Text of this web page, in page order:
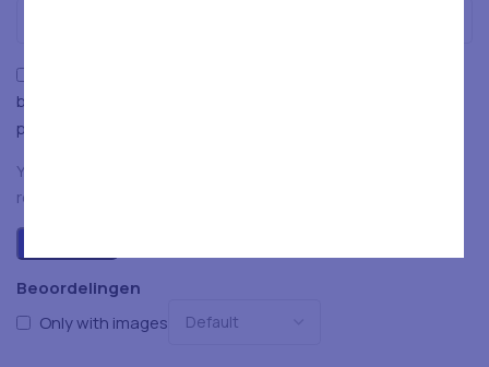
Beoordelingen
Only with images
browser voor de volgende keer wanneer ik een reactie
plaats.
You have to be logged in to be able to add photos to your
review.